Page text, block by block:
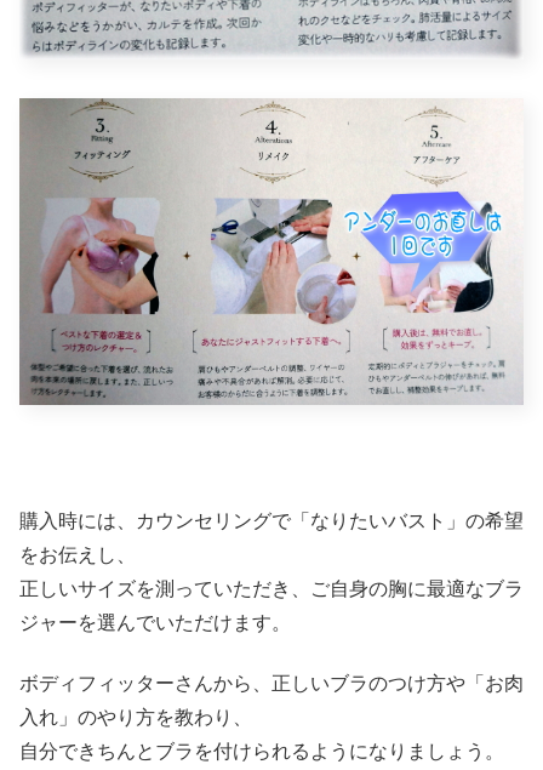
購入時には、カウンセリングで「なりたいバスト」の希望
をお伝えし、
正しいサイズを測っていただき、ご自身の胸に最適なブラ
ジャーを選んでいただけます。
ボディフィッターさんから、正しいブラのつけ方や「お肉
入れ」のやり方を教わり、
自分できちんとブラを付けられるようになりましょう。